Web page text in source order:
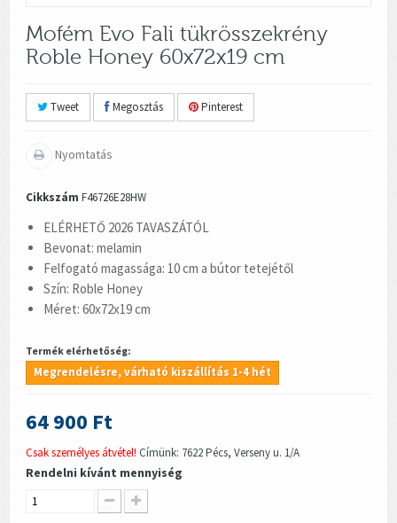
Mofém Evo Fali tükrösszekrény
Roble Honey 60x72x19 cm
Tweet Megosztás Pinterest
Nyomtatás
Cikkszám F46726E28HW
ELÉRHETŐ 2026 TAVASZÁTÓL
Bevonat: melamin
Felfogató magassága: 10 cm a bútor tetejétől
Szín: Roble Honey
Méret: 60x72x19 cm
Termék elérhetőség:
Megrendelésre, várható kiszállítás 1-4 hét
64 900 Ft
Csak személyes átvétel! Címünk: 7622 Pécs, Verseny u. 1/A
Rendelni kívánt mennyiség